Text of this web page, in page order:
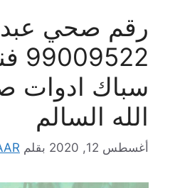
رقم صحي عبد
سباك ادوات
الله السالم
أغسطس 12, 2020 بقلم